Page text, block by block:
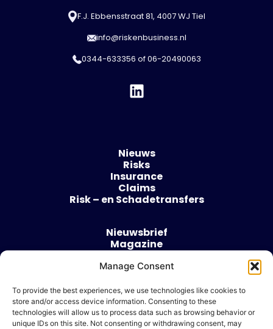
Manage Consent
To provide the best experiences, we use technologies like cookies to
store and/or access device information. Consenting to these
technologies will allow us to process data such as browsing behavior or
unique IDs on this site. Not consenting or withdrawing consent, may
F.J. Ebbensstraat 81, 4007 WJ Tiel
info@riskenbusiness.nl
0344-633356 of06-20490063
Nieuws
Risks
Insurance
Claims
Risk – en Schadetransfers
Nieuwsbrief
Magazine
Over
Algemene voorwaarden
Cookie beleid